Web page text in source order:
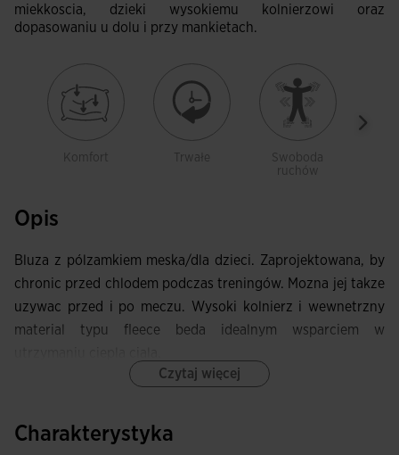
miekkoscia, dzieki wysokiemu kolnierzowi oraz
dopasowaniu u dolu i przy mankietach.
Komfort Trwałe
Swoboda
ruchów
Opis
Bluza z pólzamkiem meska/dla dzieci. Zaprojektowana, by
chronic przed chlodem podczas treningów. Mozna jej takze
uzywac przed i po meczu. Wysoki kolnierz i wewnetrzny
material typu fleece beda idealnym wsparciem w
szyja. Ponadto posiada przesuniete szwy z przodu,
Czytaj więcej
Charakterystyka